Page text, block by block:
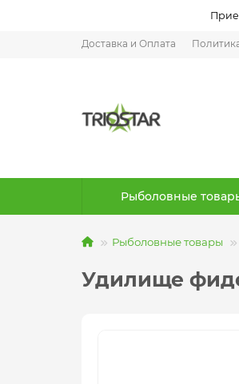
Доставка и Оплата
Рыболовные
Рыболовные товары
Удилище